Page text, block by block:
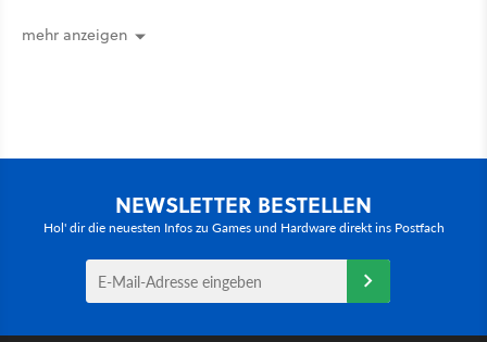
mehr anzeigen
NEWSLETTER BESTELLEN
Hol' dir die neuesten Infos zu Games und Hardware direkt ins Postfach